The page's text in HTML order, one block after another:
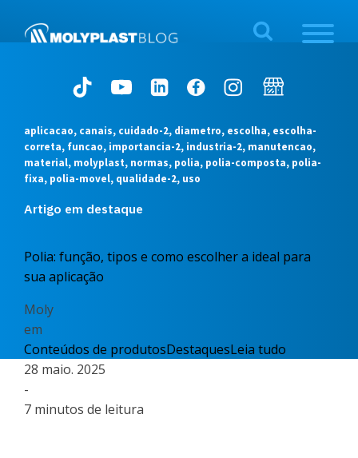
aplicacao, canais, cuidado-2, diametro, escolha, escolha-
correta, funcao, importancia-2, industria-2, manutencao,
material, molyplast, normas, polia, polia-composta, polia-
fixa, polia-movel, qualidade-2, uso
Artigo em destaque
Polia: função, tipos e como escolher a ideal para
sua aplicação
Moly
em
Conteúdos de produtosDestaquesLeia tudo
28 maio. 2025
-
7 minutos de leitura